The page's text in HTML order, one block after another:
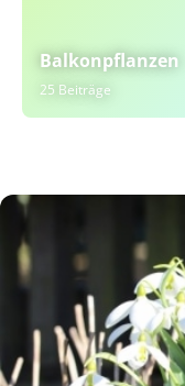
Balkonpflanzen
25 Beiträge